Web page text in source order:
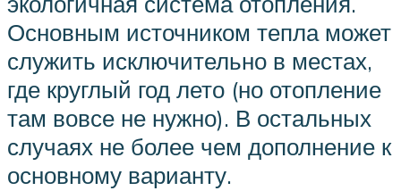
Основным источником тепла может
служить исключительно в местах,
где круглый год лето (но отопление
там вовсе не нужно). В остальных
случаях не более чем дополнение к
основному варианту.